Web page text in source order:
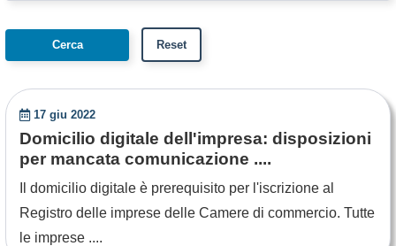
17 giu 2022
Domicilio digitale dell'impresa: disposizioni
per mancata comunicazione ....
Il domicilio digitale è prerequisito per l'iscrizione al
Registro delle imprese delle Camere di commercio. Tutte
le imprese ....